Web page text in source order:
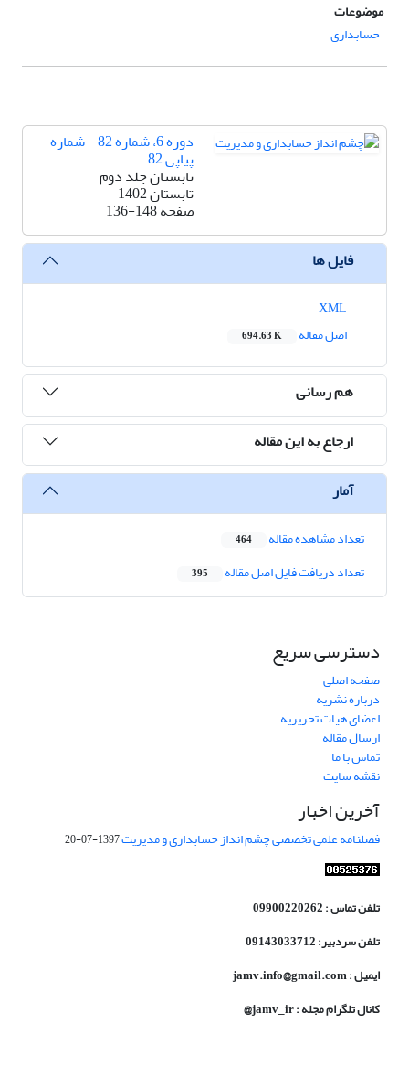
موضوعات
حسابداری
دوره 6، شماره 82 - شماره
پیاپی 82
تابستان جلد دوم
تابستان 1402
صفحه136-148
فایل ها
اصل مقاله
694.63 K
هم رسانی
ارجاع به این مقاله
آمار
تعداد مشاهده مقاله 464
تعداد دریافت فایل اصل مقاله 395
دسترسی سریع
صفحه اصلی
درباره نشریه
اعضای هیات تحریریه
ارسال مقاله
تماس با ما
نقشه سایت
آخرین اخبار
فصلنامه علمی تخصصی چشم انداز حسابداری و مدیریت1397-07-20
تلفن تماس : 09900220262
تلفن سردبیر: 09143033712
ایمیل : jamv.info@gmail.com
کانال تلگرام مجله : jamv_ir@